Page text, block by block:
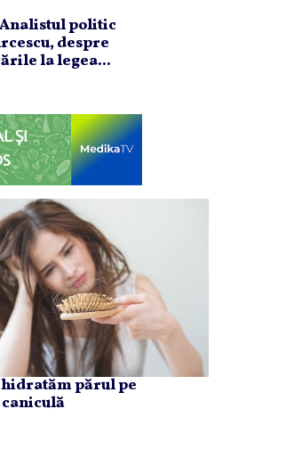
politic
despre
la legea...
ȘI
hidratăm părul pe